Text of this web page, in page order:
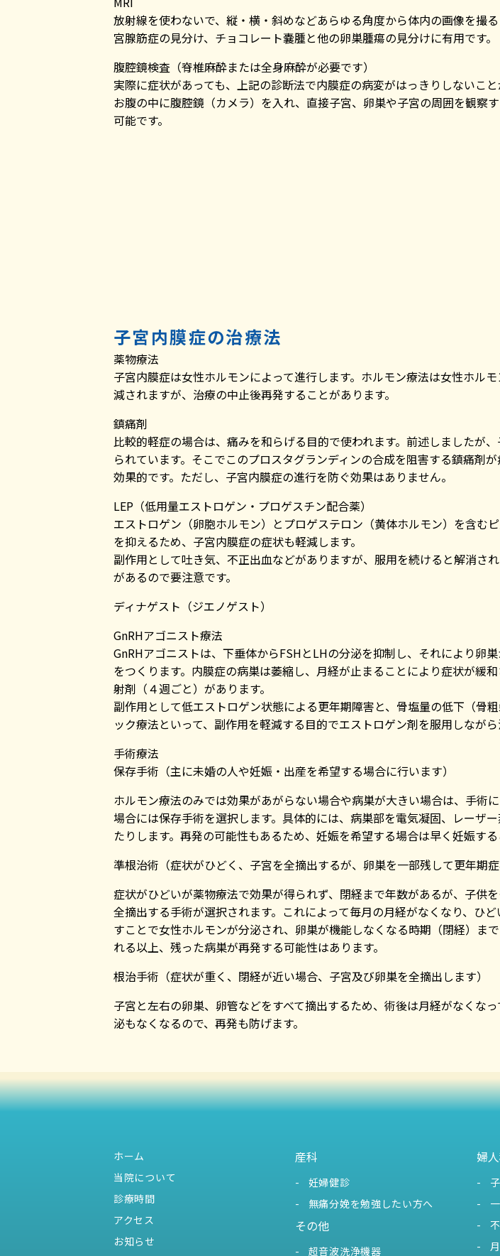
放射線を使わないで、縦・横・斜めなどあらゆる角度から体内の画像を撮
宮腺筋症の見分け、チョコレート嚢腫と他の卵巣腫瘍の見分けに有用です。
腹腔鏡検査（脊椎麻酔または全身麻酔が必要です）
実際に症状があっても、上記の診断法で内膜症の病変がはっきりしないこと
お腹の中に腹腔鏡（カメラ）を入れ、直接子宮、卵巣や子宮の周囲を観察
可能です。
子宮内膜症の治療法
薬物療法
子宮内膜症は女性ホルモンによって進行します。ホルモン療法は女性ホル
減されますが、治療の中止後再発することがあります。
鎮痛剤
比較的軽症の場合は、痛みを和らげる目的で使われます。前述しましたが
られています。そこでこのプロスタグランディンの合成を阻害する鎮痛剤
効果的です。ただし、子宮内膜症の進行を防ぐ効果はありません。
LEP（低用量エストロゲン・プロゲスチン配合薬）
エストロゲン（卵胞ホルモン）とプロゲステロン（黄体ホルモン）を含む
を抑えるため、子宮内膜症の症状も軽減します。
副作用として吐き気、不正出血などがありますが、服用を続けると解消さ
があるので要注意です。
ディナゲスト（ジエノゲスト）
GnRHアゴニスト療法
GnRHアゴニストは、下垂体からFSHとLHの分泌を抑制し、それにより卵
をつくります。内膜症の病巣は萎縮し、月経が止まることにより症状が緩
射剤（４週ごと）があります。
副作用として低エストロゲン状態による更年期障害と、骨塩量の低下（骨
ック療法といって、副作用を軽減する目的でエストロゲン剤を服用しなが
手術療法
保存手術 （主に未婚の人や妊娠・出産を希望する場合に行います）
ホルモン療法のみでは効果があがらない場合や病巣が大きい場合は、手術
場合には保存手術を選択します。具体的には、病巣部を電気凝固、レーザ
たりします。再発の可能性もあるため、妊娠を希望する場合は早く妊娠する
準根治術 （症状がひどく、子宮を全摘出するが、卵巣を一部残して更年期症
症状がひどいが薬物療法で効果が得られず、閉経まで年数があるが、子供
全摘出する手術が選択されます。これによって毎月の月経がなくなり、ひ
すことで女性ホルモンが分泌され、卵巣が機能しなくなる時期（閉経）ま
れる以上、残った病巣が再発する可能性はあります。
根治手術 （症状が重く、閉経が近い場合、子宮及び卵巣を全摘出します）
子宮と左右の卵巣、卵管などをすべて摘出するため、術後は月経がなくな
泌もなくなるので、再発も防げます。
ホーム
当院について
診療時間
アクセス
お知らせ
産科
妊婦健診
無痛分娩を勉強したい方へ
その他
超音波洗浄機器
婦